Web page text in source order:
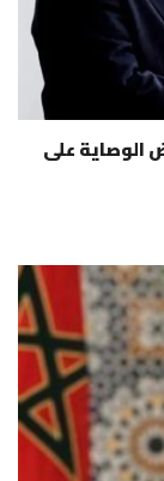
الوصاية على